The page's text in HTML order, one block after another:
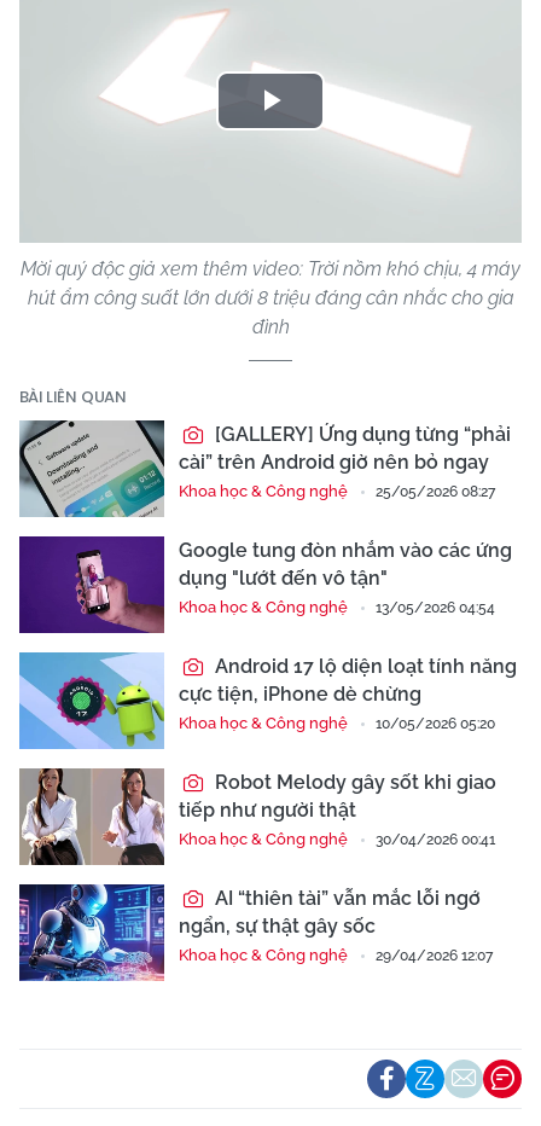
Play
Mời quý độc giả xem thêm video: Trời nồm khó chịu, 4 máy
hút ẩm công suất lớn dưới 8 triệu đáng cân nhắc cho gia
đình
BÀI LIÊN QUAN
[GALLERY] Ứng dụng từng “phải
cài” trên Android giờ nên bỏ ngay
Khoa học & Công nghệ 25/05/2026 08:27
Google tung đòn nhắm vào các ứng
dụng "lướt đến vô tận"
Khoa học & Công nghệ 13/05/2026 04:54
Android 17 lộ diện loạt tính năng
cực tiện, iPhone dè chừng
Khoa học & Công nghệ 10/05/2026 05:20
Robot Melody gây sốt khi giao
tiếp như người thật
Khoa học & Công nghệ 30/04/2026 00:41
AI “thiên tài” vẫn mắc lỗi ngớ
ngẩn, sự thật gây sốc
Khoa học & Công nghệ 29/04/2026 12:07